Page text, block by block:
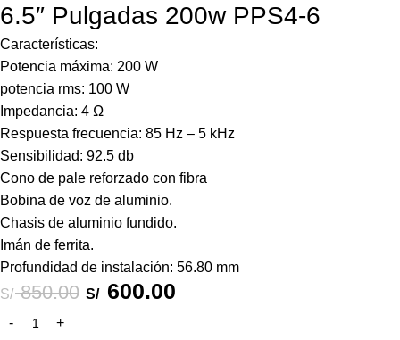
6.5″ Pulgadas 200w PPS4-6
Características:
Potencia máxima: 200 W
potencia rms: 100 W
Impedancia: 4 Ω
Respuesta frecuencia: 85 Hz – 5 kHz
Sensibilidad: 92.5 db
Cono de pale reforzado con fibra
Bobina de voz de aluminio.
Chasis de aluminio fundido.
Imán de ferrita.
Profundidad de instalación: 56.80 mm
S/850.00 S/ 600.00